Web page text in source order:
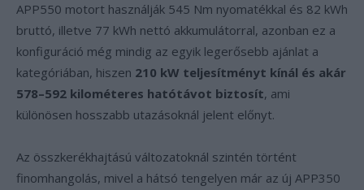
APP550 motort használják 545 Nm nyomatékkal és 82 kWh
bruttó, illetve 77 kWh nettó akkumulátorral, azonban ez a
konfiguráció még mindig az egyik legerősebb ajánlat a
kategóriában, hiszen 210 kW teljesítményt kínál és akár
578–592 kilométeres hatótávot biztosít, ami
különösen hosszabb utazásoknál jelent előnyt.
Az összkerékhajtású változatoknál szintén történt
finomhangolás, mivel a hátsó tengelyen már az új APP350